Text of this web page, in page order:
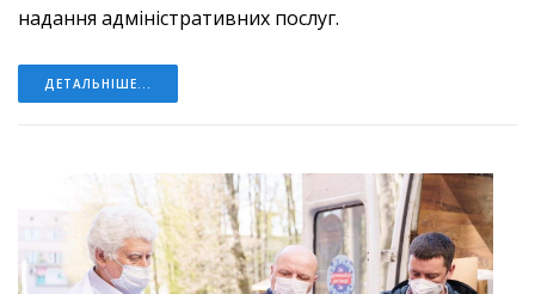
надання адміністративних послуг.
ДЕТАЛЬНІШЕ...